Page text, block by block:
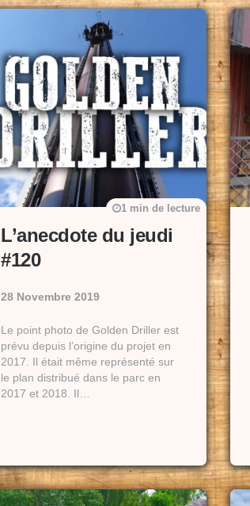
L’anecdote du jeudi
#120
28 Novembre 2019
1 min de lecture
Le point photo de Golden Driller est
prévu depuis l’origine du projet en
2017. Il était même représenté sur
le plan distribué dans le parc en
2017 et 2018. Il…